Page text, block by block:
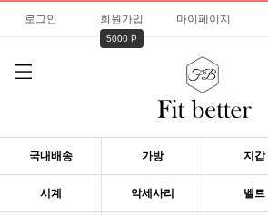
로그인 회원가입
5000 P
마이페이지
국내배송 가방 지갑
시계 악세사리 벨트